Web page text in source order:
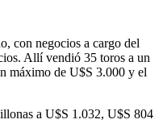
con negocios a cargo del
Allí vendió 35 toros a un
máximo de U$S 3.000 y el
a U$S 1.032, U$S 804